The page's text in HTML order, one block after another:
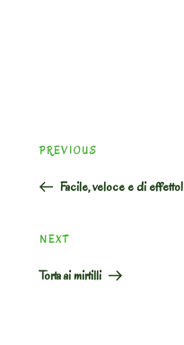
navigation
Previous
PREVIOUS
Facile, veloce e di effetto!
Next
NEXT
Torta ai mirtilli